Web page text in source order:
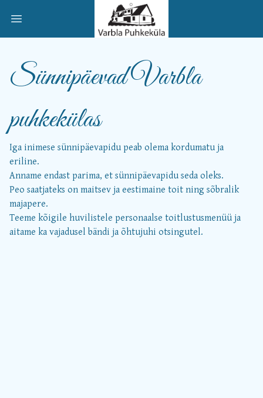
Open main menu
Sünnipäevad Varbla
puhkekülas
Iga inimese sünnipäevapidu peab olema kordumatu ja
eriline.
Anname endast parima, et sünnipäevapidu seda oleks.
Peo saatjateks on maitsev ja eestimaine toit ning sõbralik
majapere.
Teeme kõigile huvilistele personaalse toitlustusmenüü ja
aitame ka vajadusel bändi ja õhtujuhi otsingutel.